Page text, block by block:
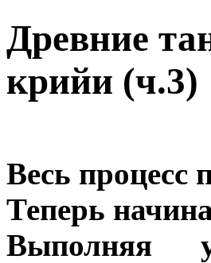
Древние
крийи (ч.3)
Весь процесс
Теперь
Выполняя